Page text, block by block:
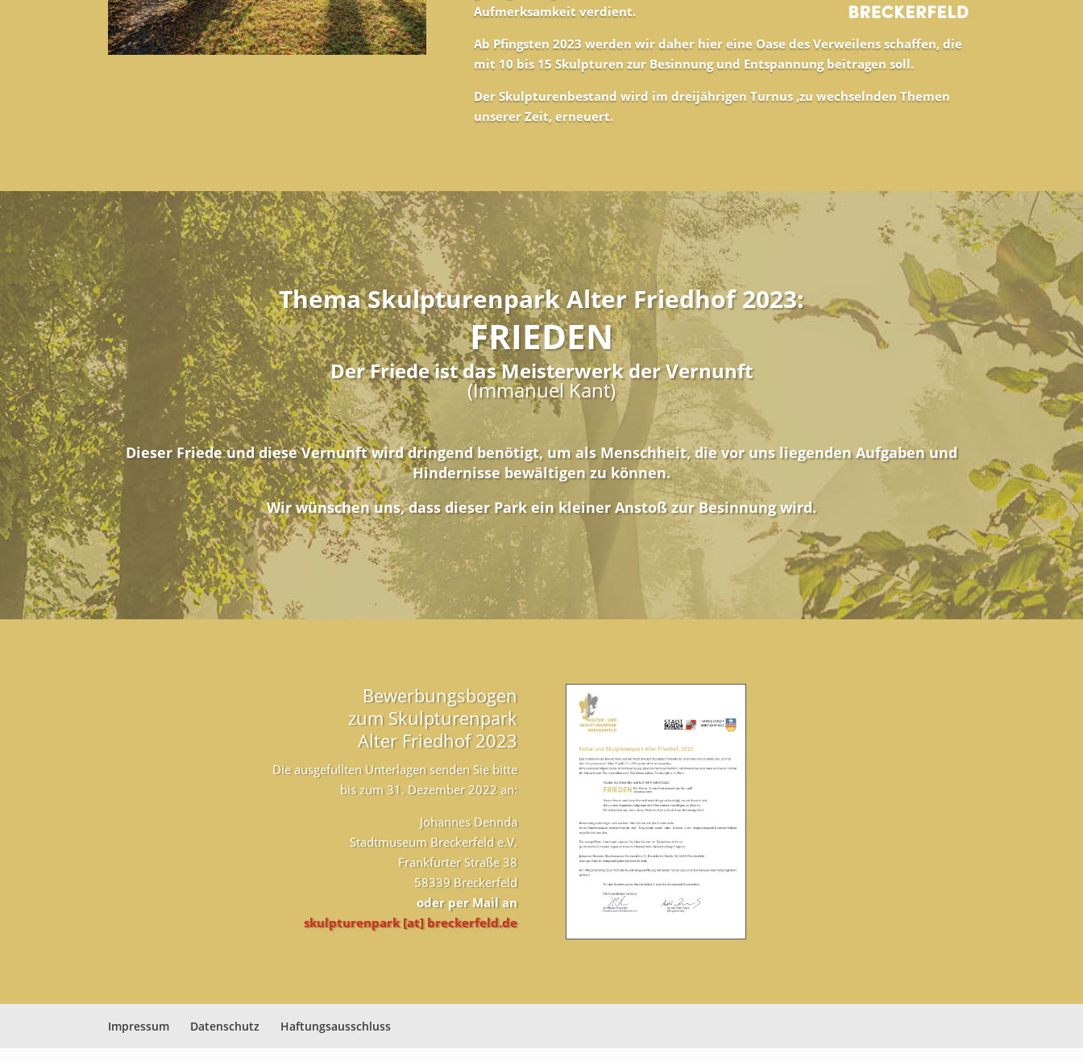
Aufmerksamkeit verdient.
Ab Pfingsten 2023 werden wir daher hier eine Oase des Verweilens schaffen, die
mit 10 bis 15 Skulpturen zur Besinnung und Entspannung beitragen soll.
Der Skulpturenbestand wird im dreijährigen Turnus ,zu wechselnden Themen
unserer Zeit, erneuert.
Thema Skulpturenpark Alter Friedhof 2023:
FRIEDEN
Der Friede ist das Meisterwerk der Vernunft
(Immanuel Kant)
Dieser Friede und diese Vernunft wird dringend benötigt, um als Menschheit, die vor uns liegendenAufgaben und
Hindernisse bewältigen zu können.
Wir wünschen uns, dass dieser Park ein kleiner Anstoß zur Besinnung wird.
Bewerbungsbogen
zum Skulpturenpark
Alter Friedhof 2023
Die ausgefüllten Unterlagen senden Sie bitte
bis zum 31. Dezember 2022 an:
Johannes Dennda
Stadtmuseum Breckerfeld e.V.
Frankfurter Straße 38
58339 Breckerfeld
oder per Mail an
skulpturenpark [at] breckerfeld.de
Impressum Datenschutz Haftungsausschluss